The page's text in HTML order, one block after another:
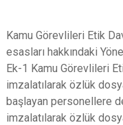
Kamu Görevlileri Etik
esasları hakkındaki
Ek-1 Kamu Görevlileri
imzalatılarak özlük
başlayan personellere
imzalatılarak özlük